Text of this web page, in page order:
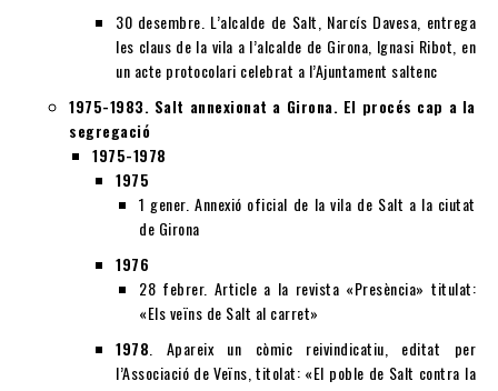
30 desembre. L’alcalde de Salt, Narcís Davesa, entrega
les claus de la vila a l’alcalde de Girona, Ignasi Ribot, en
un acte protocolari celebrat a l’Ajuntament saltenc
1975-1983. Salt annexionat a Girona. El procés cap a la
segregació
1975-1978
1975
1 gener. Annexió oficial de la vila de Salt a la ciutat
de Girona
1976
28 febrer. Article a la revista «Presència» titulat:
«Els veïns de Salt al carret»
1978. Apareix un còmic reivindicatiu, editat per
l’Associació de Veïns, titolat: «El poble de Salt contra la